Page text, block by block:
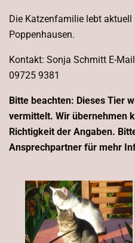
Die Katzenfamilie lebt aktuell
Poppenhausen.
Kontakt: Sonja Schmitt E-
09725 9381
Bitte beachten: Dieses Tier
vermittelt. Wir übernehmen
Richtigkeit der Angaben.
Ansprechpartner für mehr